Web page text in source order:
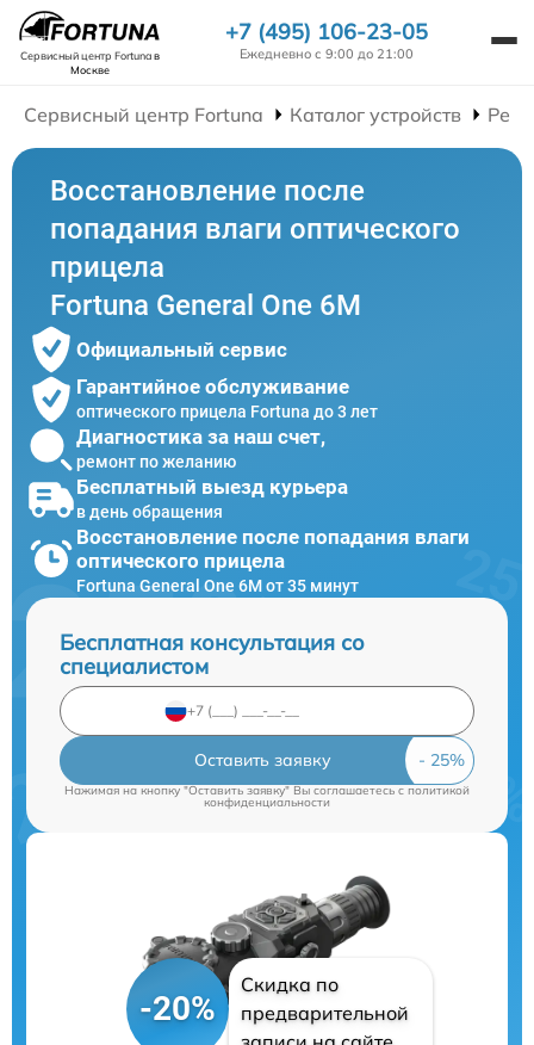
Сервисный центр Fortunaв
Москве
+7 (495) 106-23-05
Ежедневно с 9:00 до 21:00
Сервисный центр Fortuna Каталог устройств
Восстановление после
попадания влаги оптического
прицела
Fortuna General One 6M
Официальный сервис
Гарантийное обслуживание
оптического прицела Fortuna до 3 лет
Диагностика за наш счет,
ремонт по желанию
Бесплатный выезд курьера
в день обращения
Восстановление после попадания влаги
оптического прицела
Fortuna General One 6M от 35 минут
Бесплатная консультация со
специалистом
Оставить заявку
Нажимая на кнопку "Оставить заявку" Вы соглашаетесь cполитикой
конфиденциальности
-20%
Скидка по
предварительной